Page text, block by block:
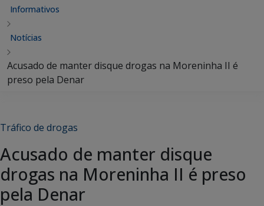
Informativos
Notícias
Acusado de manter disque drogas na Moreninha II é
preso pela Denar
Tráfico de drogas
Acusado de manter disque
drogas na Moreninha II é preso
pela Denar